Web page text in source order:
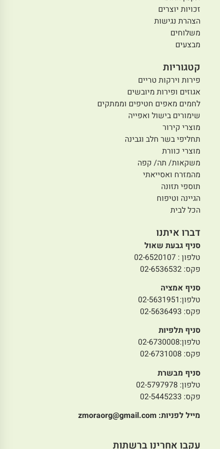
זכויות יוצרים
הצהרת נגישות
משלוחים
מבצעים
קטגוריות
פירות וירקות טריים
אגוזים ופירות מיובשים
לחמים מאפים חטיפים וממתקים
שימורים בישול ואפייה
מוצרי קירור
תחליפי בשר חלב וגבינה
מוצרי כוורת
משקאות/ תה/ קפה
מהמזרח ואסייאתי
תוספי תזונה
הגיינה וטיפוח
הכל לבית
דברו איתנו
סניף גבעת שאול
טלפון : 02-6520107
פקס: 02-6536532
סניף אמציה
טלפון:02-5631951
פקס: 02-5636493
סניף תלפיות
טלפון:02-6730008
פקס: 02-6731008
סניף מבשרת
טלפון: 02-5797978
פקס: 02-5445233
מייל לפניות: zmoraorg@gmail.com
עקבו אחרינו ברשתות